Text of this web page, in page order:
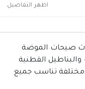
اظهر التفاصيل
صيحات الموضة
والبناطيل القطنية
مختلفة تناسب جميع